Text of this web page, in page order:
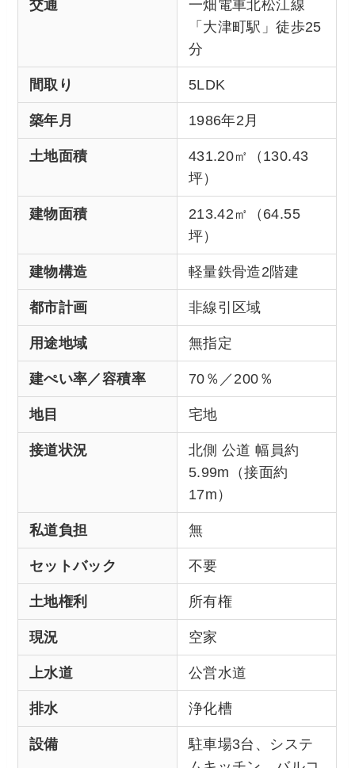
交通
一畑電車北松江線
「大津町駅」徒歩25
分
間取り 5LDK
築年月 1986年2月
土地面積
431.20㎡（130.43
坪）
建物面積
213.42㎡（64.55
坪）
建物構造 軽量鉄骨造2階建
都市計画 非線引区域
用途地域 無指定
建ぺい率／容積率 70％／200％
地目 宅地
接道状況
北側 公道 幅員約
5.99m（接面約
17m）
私道負担 無
セットバック 不要
土地権利 所有権
現況 空家
上水道 公営水道
排水 浄化槽
設備
駐車場3台、システ